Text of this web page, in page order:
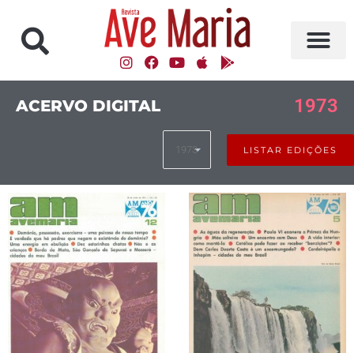
ACERVO DIGITAL 1973